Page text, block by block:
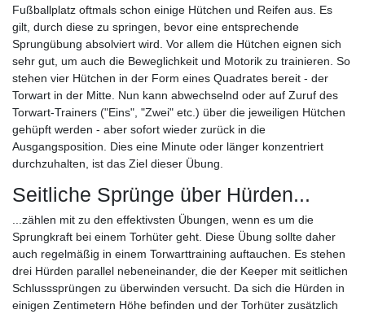
Fußballplatz oftmals schon einige Hütchen und Reifen aus. Es
gilt, durch diese zu springen, bevor eine entsprechende
Sprungübung absolviert wird. Vor allem die Hütchen eignen sich
sehr gut, um auch die Beweglichkeit und Motorik zu trainieren. So
stehen vier Hütchen in der Form eines Quadrates bereit - der
Torwart in der Mitte. Nun kann abwechselnd oder auf Zuruf des
Torwart-Trainers ("Eins", "Zwei" etc.) über die jeweiligen Hütchen
gehüpft werden - aber sofort wieder zurück in die
Ausgangsposition. Dies eine Minute oder länger konzentriert
durchzuhalten, ist das Ziel dieser Übung.
Seitliche Sprünge über Hürden...
...zählen mit zu den effektivsten Übungen, wenn es um die
Sprungkraft bei einem Torhüter geht. Diese Übung sollte daher
auch regelmäßig in einem Torwarttraining auftauchen. Es stehen
drei Hürden parallel nebeneinander, die der Keeper mit seitlichen
Schlusssprüngen zu überwinden versucht. Da sich die Hürden in
einigen Zentimetern Höhe befinden und der Torhüter zusätzlich